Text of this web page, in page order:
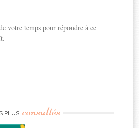
votre temps pour répondre à ce
PLUS consultés